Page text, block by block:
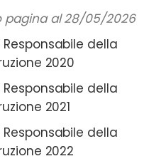
pagina al 28/05/2026
della
2020
della
2021
della
2022